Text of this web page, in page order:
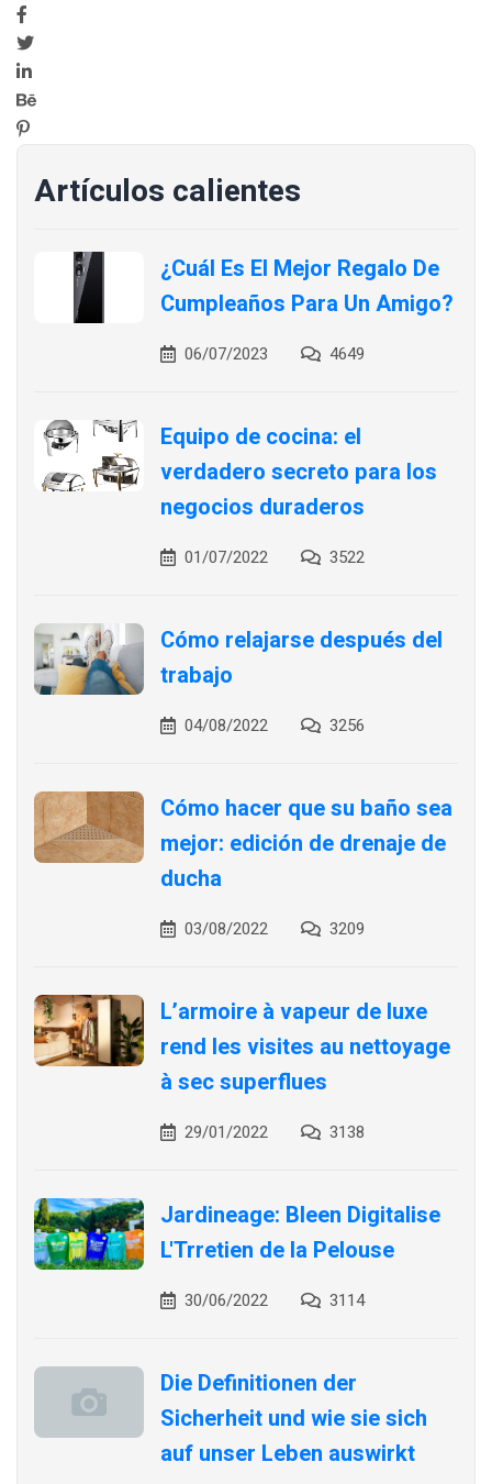
Artículos calientes
¿Cuál Es El Mejor Regalo De
Cumpleaños Para Un Amigo?
06/07/2023 4649
Equipo de cocina: el
verdadero secreto para los
negocios duraderos
01/07/2022 3522
Cómo relajarse después del
trabajo
04/08/2022 3256
Cómo hacer que su baño sea
mejor: edición de drenaje de
ducha
03/08/2022 3209
L’armoire à vapeur de luxe
rend les visites au nettoyage
à sec superflues
29/01/2022 3138
Jardineage: Bleen Digitalise
L'Trretien de la Pelouse
30/06/2022 3114
Die Definitionen der
Sicherheit und wie sie sich
auf unser Leben auswirkt